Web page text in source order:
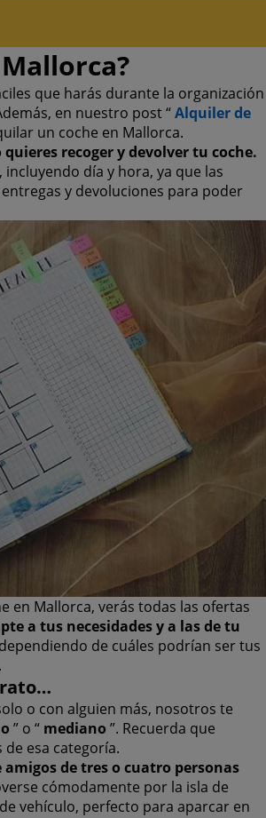
que harás durante la organización
en nuestro post “Alquiler de
un coche en Mallorca.
recoger y devolver tu coche.
día y hora, ya que las
y devoluciones para poder
en Mallorca, verás todas las ofertas
a tus necesidades y a las de tu
de cuáles podrían ser tus
.
o con alguien más, nosotros te
” o “ mediano ”. Recuerda que
esa categoría.
de tres o cuatro personas
cómodamente por la isla de
vehículo, perfecto para aparcar en